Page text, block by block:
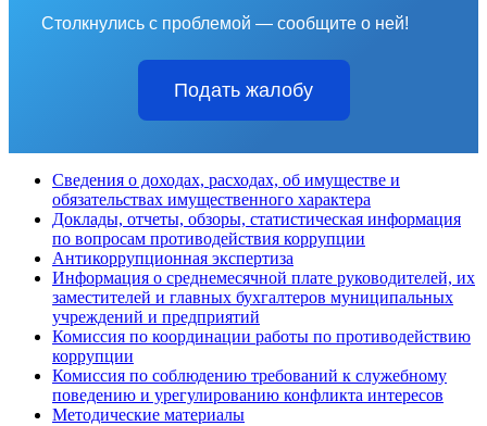
Столкнулись с проблемой — сообщите о ней!
Подать жалобу
Сведения о доходах, расходах, об имуществе и
обязательствах имущественного характера
Доклады, отчеты, обзоры, статистическая информация
по вопросам противодействия коррупции
Антикоррупционная экспертиза
Информация о среднемесячной плате руководителей, их
заместителей и главных бухгалтеров муниципальных
учреждений и предприятий
Комиссия по координации работы по противодействию
коррупции
Комиссия по соблюдению требований к служебному
поведению и урегулированию конфликта интересов
Методические материалы